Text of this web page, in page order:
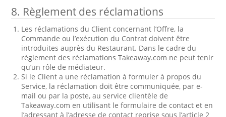
8. Règlement des réclamations
Les réclamations du Client concernant l’Offre, la
Commande ou l’exécution du Contrat doivent être
introduites auprès du Restaurant. Dans le cadre du
règlement des réclamations Takeaway.com ne peut tenir
qu’un rôle de médiateur.
Si le Client a une réclamation à formuler à propos du
Service, la réclamation doit être communiquée, par e-
mail ou par la poste, au service clientèle de
Takeaway.com en utilisant le formulaire de contact et en
l’adressant à l’adresse de contact reprise sous l’article 2